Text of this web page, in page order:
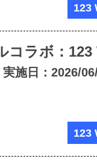
123
コラボ：
実施日：2026/
123